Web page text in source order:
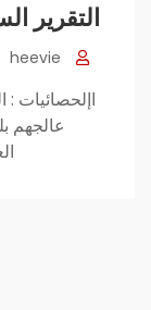
التقرير
heevie
اإلحصائيات